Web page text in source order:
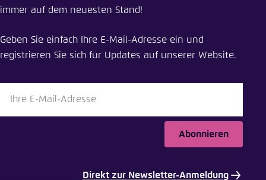
immer auf dem neuesten Stand!
Geben Sie einfach Ihre E-Mail-Adresse ein und
registrieren Sie sich für Updates auf unserer Website.
Abonnieren
Direkt zur Newsletter-Anmeldung